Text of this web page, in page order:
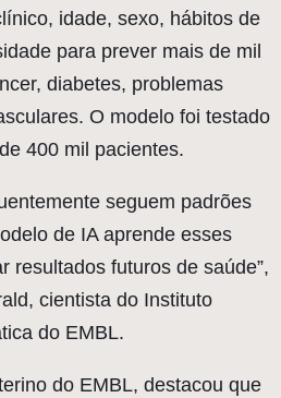
idade, sexo, hábitos de
para prever mais de mil
diabetes, problemas
O modelo foi testado
400 mil pacientes.
seguem padrões
de IA aprende esses
resultados futuros de saúde”,
cientista do Instituto
do EMBL.
do EMBL, destacou que